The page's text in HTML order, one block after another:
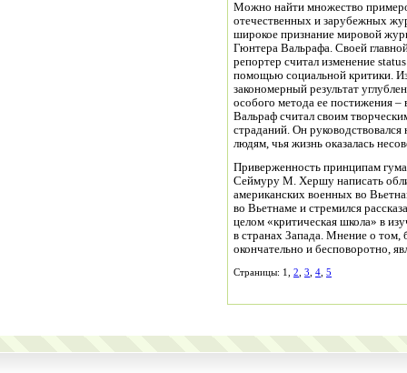
Можно найти множество
отечественных и зарубежных
широкое признание мировой
Гюнтера Вальрафа. Своей
репортер считал изменение
помощью социальной критики.
закономерный результат
особого метода ее постижения
Вальраф считал своим
страданий. Он
людям, чья жизнь оказалась
Приверженность принципам
Сеймуру М. Хершу написать
американских военных во
во Вьетнаме и стремился
целом «критическая школа» в
в странах Запада. Мнение о том,
окончательно и бесповоротно,
Страницы: 1, 2 3 4 5